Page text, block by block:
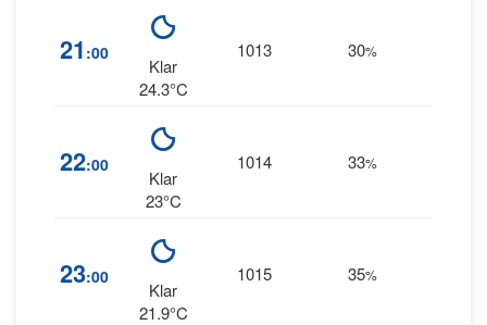
21 :00
Klar
24.3°C
1013 30%
22:00
Klar
23°C
1014 33%
23:00
Klar
21.9°C
1015 35%